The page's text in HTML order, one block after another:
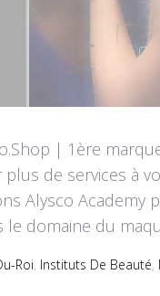
| 1ère
de services à
Alysco Academy
domaine du
Roi, Instituts De Beauté,